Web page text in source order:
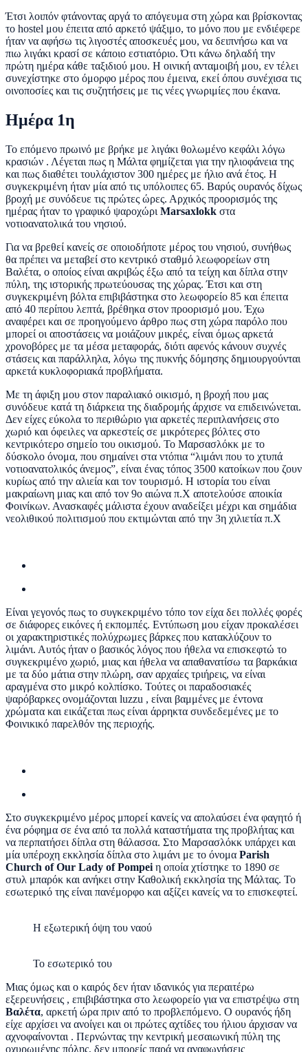
Έτσι λοιπόν φτάνοντας αργά το απόγευμα στη χώρα και βρίσκοντας
το hostel μου έπειτα από αρκετό ψάξιμο, το μόνο που με ενδιέφερε
ήταν να αφήσω τις λιγοστές αποσκευές μου, να δειπνήσω και να
πιω λιγάκι κρασί σε κάποιο εστιατόριο. Ότι κάνω δηλαδή την
πρώτη ημέρα κάθε ταξιδιού μου. Η οινική ανταμοιβή μου, εν τέλει
συνεχίστηκε στο όμορφο μέρος που έμεινα, εκεί όπου συνέχισα τις
οινοποσίες και τις συζητήσεις με τις νέες γνωριμίες που έκανα.
Ημέρα 1η
Το επόμενο πρωινό με βρήκε με λιγάκι θολωμένο κεφάλι λόγω
κρασιών . Λέγεται πως η Μάλτα φημίζεται για την ηλιοφάνεια της
και πως διαθέτει τουλάχιστον 300 ημέρες με ήλιο ανά έτος. Η
συγκεκριμένη ήταν μία από τις υπόλοιπες 65. Βαρύς ουρανός δίχως
βροχή με συνόδευε τις πρώτες ώρες. Αρχικός προορισμός της
ημέρας ήταν το γραφικό ψαροχώρι Marsaxlokk στα
νοτιοανατολικά του νησιού.
Για να βρεθεί κανείς σε οποιοδήποτε μέρος του νησιού, συνήθως
θα πρέπει να μεταβεί στο κεντρικό σταθμό λεωφορείων στη
Βαλέτα, ο οποίος είναι ακριβώς έξω από τα τείχη και δίπλα στην
πύλη, της ιστορικής πρωτεύουσας της χώρας. Έτσι και στη
συγκεκριμένη βόλτα επιβιβάστηκα στο λεωφορείο 85 και έπειτα
από 40 περίπου λεπτά, βρέθηκα στον προορισμό μου. Έχω
αναφέρει και σε προηγούμενο άρθρο πως στη χώρα παρόλο που
μπορεί οι αποστάσεις να μοιάζουν μικρές, είναι όμως αρκετά
χρονοβόρες με τα μέσα μεταφοράς, διότι αφενός κάνουν συχνές
στάσεις και παράλληλα, λόγω της πυκνής δόμησης δημιουργούνται
αρκετά κυκλοφοριακά προβλήματα.
Με τη άφιξη μου στον παραλιακό οικισμό, η βροχή που μας
συνόδευε κατά τη διάρκεια της διαδρομής άρχισε να επιδεινώνεται.
Δεν είχες εύκολα το περιθώριο για αρκετές περιπλανήσεις στο
χωριό και όφειλες να αρκεστείς σε μικρότερες βόλτες στο
κεντρικότερο σημείο του οικισμού. Το Μαρσασλόκκ με το
δύσκολο όνομα, που σημαίνει στα ντόπια “λιμάνι που το χτυπά
νοτιοανατολικός άνεμος”, είναι ένας τόπος 3500 κατοίκων που ζουν
κυρίως από την αλιεία και τον τουρισμό. Η ιστορία του είναι
μακραίωνη μιας και από τον 9ο αιώνα π.Χ αποτελούσε αποικία
Φοινίκων. Ανασκαφές μάλιστα έχουν αναδείξει μέχρι και σημάδια
νεολιθικού πολιτισμού που εκτιμώνται από την 3η χιλιετία π.Χ
Είναι γεγονός πως το συγκεκριμένο τόπο τον είχα δει πολλές φορές
σε διάφορες εικόνες ή εκπομπές. Εντύπωση μου είχαν προκαλέσει
οι χαρακτηριστικές πολύχρωμες βάρκες που κατακλύζουν το
λιμάνι. Αυτός ήταν ο βασικός λόγος που ήθελα να επισκεφτώ το
συγκεκριμένο χωριό, μιας και ήθελα να απαθανατίσω τα βαρκάκια
με τα δύο μάτια στην πλώρη, σαν αρχαίες τριήρεις, να είναι
αραγμένα στο μικρό κολπίσκο. Τούτες οι παραδοσιακές
ψαρόβαρκες ονομάζονται luzzu , είναι βαμμένες με έντονα
χρώματα και εικάζεται πως είναι άρρηκτα συνδεδεμένες με το
Φοινικικό παρελθόν της περιοχής.
Στο συγκεκριμένο μέρος μπορεί κανείς να απολαύσει ένα φαγητό ή
ένα ρόφημα σε ένα από τα πολλά καταστήματα της προβλήτας και
να περπατήσει δίπλα στη θάλασσα. Στο Μαρσασλόκκ υπάρχει και
μία υπέροχη εκκλησία δίπλα στο λιμάνι με το όνομα Parish
Church of Our Lady of Pompei η οποία χτίστηκε το 1890 σε
στυλ μπαρόκ και ανήκει στην Καθολική εκκλησία της Μάλτας. Το
εσωτερικό της είναι πανέμορφο και αξίζει κανείς να το επισκεφτεί.
Η εξωτερική όψη του ναού
Το εσωτερικό του
Μιας όμως και ο καιρός δεν ήταν ιδανικός για περαιτέρω
εξερευνήσεις , επιβιβάστηκα στο λεωφορείο για να επιστρέψω στη
Βαλέτα, αρκετή ώρα πριν από το προβλεπόμενο. Ο ουρανός ήδη
είχε αρχίσει να ανοίγει και οι πρώτες αχτίδες του ήλιου άρχισαν να
αχνοφαίνονται . Περνώντας την κεντρική μεσαιωνική πύλη της
οχυρωμένης πόλης, δεν μπορείς παρά να αναφωνήσεις